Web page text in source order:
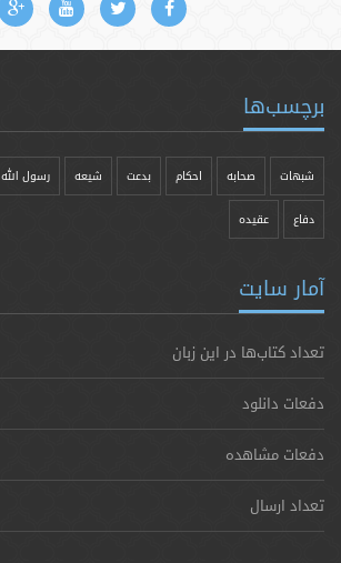
برچسب‌ها
شبهات صحابه احکام بدعت شیعه رسول الله
دفاع عقیده
آمار سایت
تعداد کتاب‌ها در این زبان
دفعات دانلود
دفعات مشاهده
تعداد ارسال